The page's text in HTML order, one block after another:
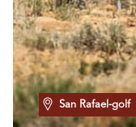
San Rafael-golf